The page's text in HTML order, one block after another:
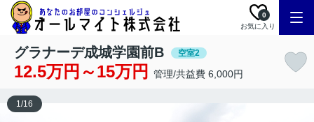
お気に入り
0
グラナーデ成城学園前B 空室2
12.5万円～15万円 管理/共益費 6,000円
1/16